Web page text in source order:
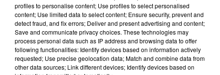
Téléphone*
profiles to personalise content; Use profiles to select personalised
content; Use limited data to select content; Ensure security, prevent and
detect fraud, and fix errors; Deliver and present advertising and content;
Save and communicate privacy choices. These technologies may
process personal data such as IP address and browsing data to offer
following functionalities: Identify devices based on information actively
requested; Use precise geolocation data; Match and combine data from
other data sources; Link different devices; Identify devices based on